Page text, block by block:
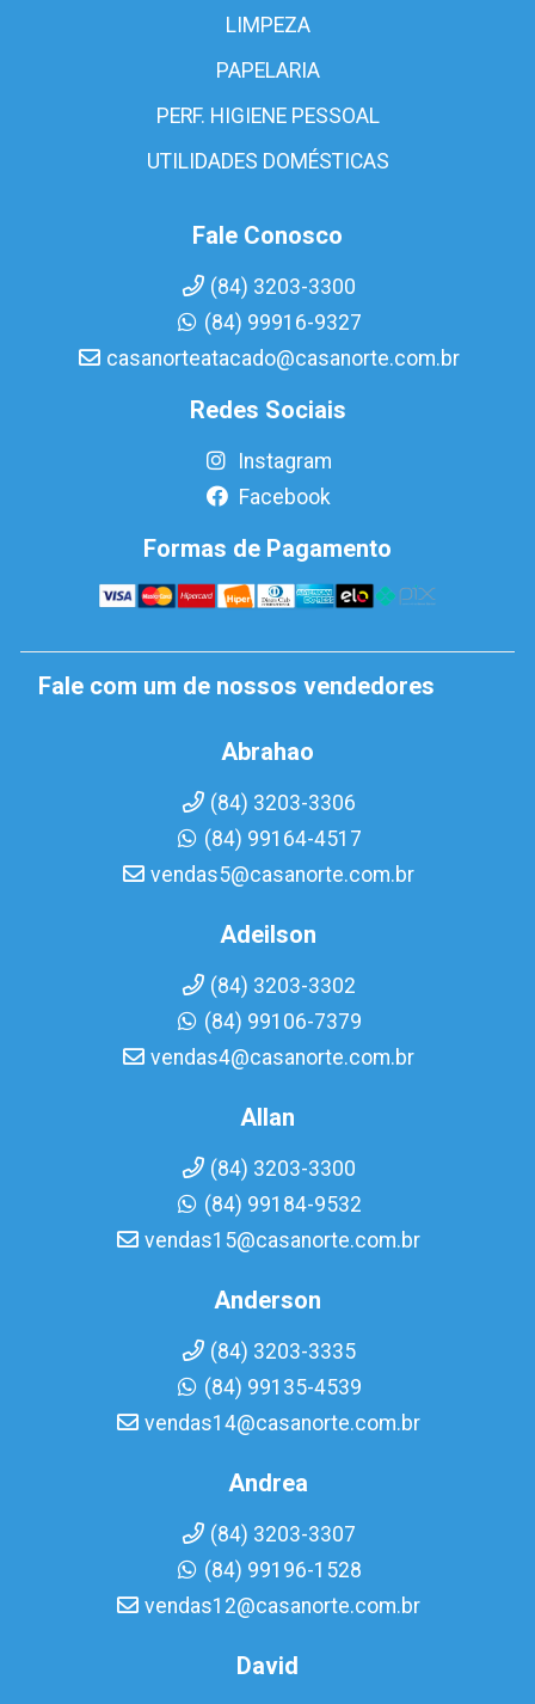
LIMPEZA
PAPELARIA
PERF. HIGIENE PESSOAL
UTILIDADES DOMÉSTICAS
Fale Conosco
(84) 3203-3300
(84) 99916-9327
casanorteatacado@casanorte.com.br
Redes Sociais
Instagram
Facebook
Formas de Pagamento
Fale com um de nossos vendedores
Abrahao
(84) 3203-3306
(84) 99164-4517
vendas5@casanorte.com.br
Adeilson
(84) 3203-3302
(84) 99106-7379
vendas4@casanorte.com.br
Allan
(84) 3203-3300
(84) 99184-9532
vendas15@casanorte.com.br
Anderson
(84) 3203-3335
(84) 99135-4539
vendas14@casanorte.com.br
Andrea
(84) 3203-3307
(84) 99196-1528
vendas12@casanorte.com.br
David